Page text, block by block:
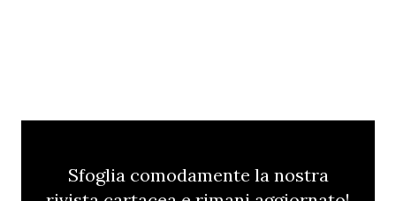
Sfoglia comodamente la nostra